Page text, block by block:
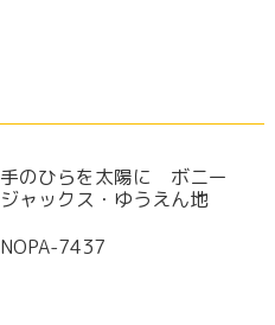
手のひらを太陽に ボニー
ジャックス・ゆうえん地
NOPA-7437